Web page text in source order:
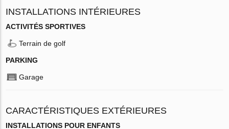
INSTALLATIONS INTÉRIEURES
ACTIVITÉS SPORTIVES
Terrain de golf
PARKING
Garage
CARACTÉRISTIQUES EXTÉRIEURES
INSTALLATIONS POUR ENFANTS